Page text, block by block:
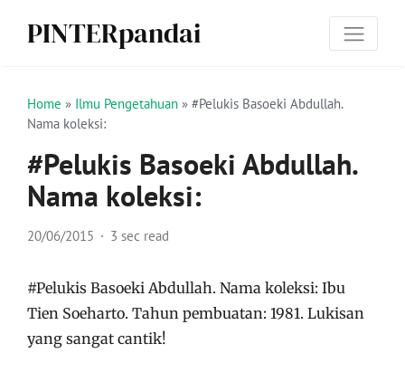
PINTERpandai
Home » Ilmu Pengetahuan » #Pelukis Basoeki Abdullah.
Nama koleksi:
#Pelukis Basoeki Abdullah.
Nama koleksi:
20/06/2015 3 sec read
#Pelukis Basoeki Abdullah. Nama koleksi: Ibu
Tien Soeharto. Tahun pembuatan: 1981. Lukisan
yang sangat cantik!